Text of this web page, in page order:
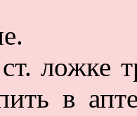
ложке
в